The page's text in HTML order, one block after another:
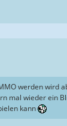
werden wird
mal wieder ein
kann